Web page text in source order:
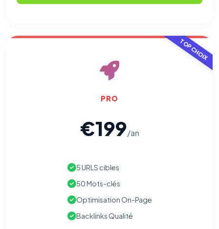
TOP CHOIX
PRO
€199/an
5 URLS cibles
50 Mots-clés
Optimisation On-Page
Backlinks Qualité